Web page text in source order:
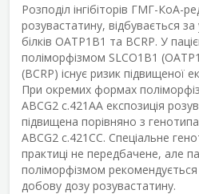
Розподіл інгібіторів ГМГ-КоА-
розувастатину, відбувається
білків ОАТР1В1 та BCRP. У
поліморфізмом SLCO1B1
(BCRP) існує ризик підвищеної
При окремих формах
ABCG2 с.421АА експозиція
підвищена порівняно з
ABCG2 с.421СС. Спеціальне
практиці не передбачене, але
поліморфізмом
добову дозу розувастатину.